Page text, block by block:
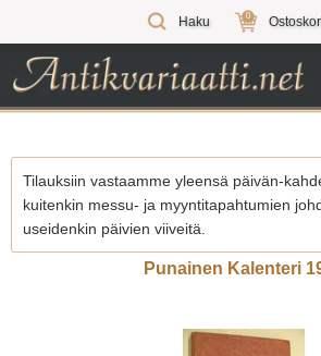
Haku 0
Tilauksiin vastaamme yleensä päivän-
kuitenkin messu- ja myyntitapahtumien
useidenkin päivien viiveitä.
Punainen Kalenteri